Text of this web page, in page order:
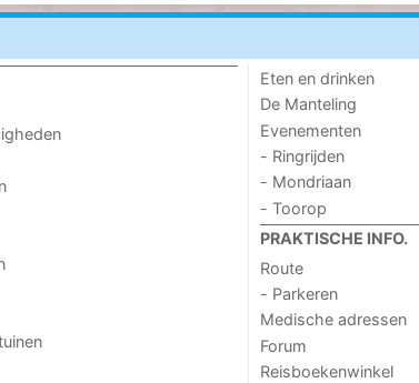
Eten en drinken
De Manteling
Evenementen
- Ringrijden
- Mondriaan
- Toorop
PRAKTISCHE INFO.
Route
- Parkeren
Medische adressen
Forum
Reisboekenwinkel